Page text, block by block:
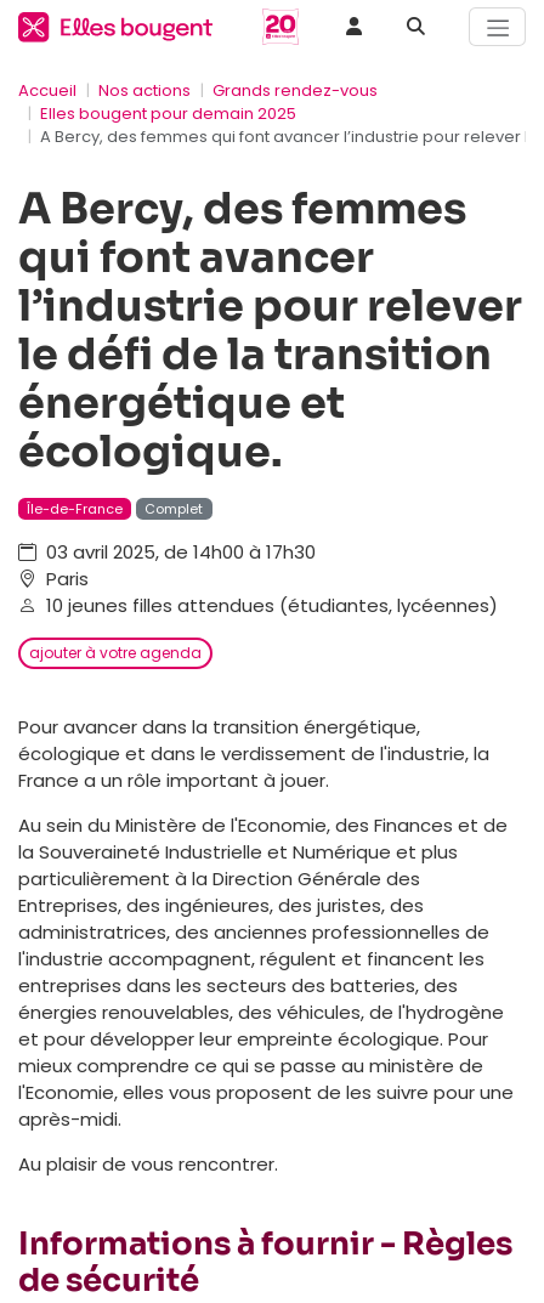
Accueil Nos actions
Grands rendez-vous
Elles bougent pour demain 2025
A Bercy, des femmes qui font avancer l’industrie pour relever
A Bercy, des femmes
qui font avancer
l’industrie pour relever
le défi de la transition
énergétique et
écologique.
Île-de-France Complet
03 avril 2025, de 14h00 à 17h30
Paris
10 jeunes filles attendues (étudiantes, lycéennes)
ajouter à votre agenda
Pour avancer dans la transition énergétique,
écologique et dans le verdissement de l'industrie, la
France a un rôle important à jouer.
Au sein du Ministère de l'Economie, des Finances et de
la Souveraineté Industrielle et Numérique et plus
particulièrement à la Direction Générale des
Entreprises, des ingénieures, des juristes, des
administratrices, des anciennes professionnelles de
l'industrie accompagnent, régulent et financent les
entreprises dans les secteurs des batteries, des
énergies renouvelables, des véhicules, de l'hydrogène
et pour développer leur empreinte écologique. Pour
mieux comprendre ce qui se passe au ministère de
l'Economie, elles vous proposent de les suivre pour une
après-midi.
Au plaisir de vous rencontrer.
Informations à fournir - Règles
de sécurité